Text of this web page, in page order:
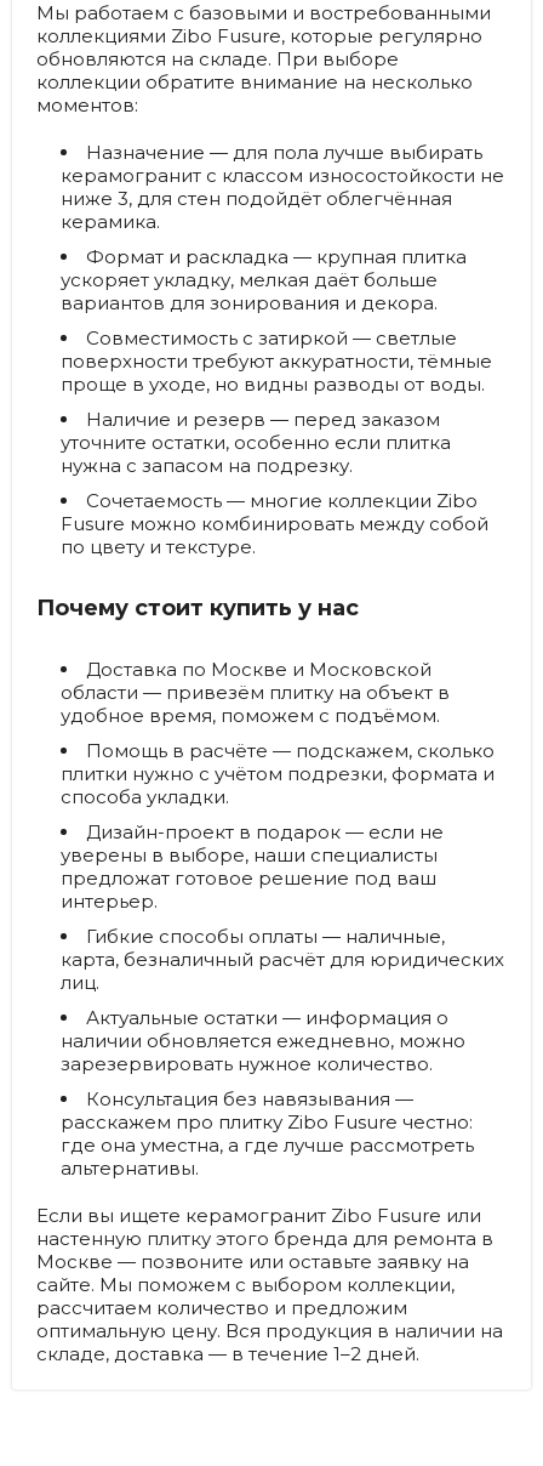
Мы работаем с базовыми и востребованными
коллекциями Zibo Fusure, которые регулярно
обновляются на складе. При выборе
коллекции обратите внимание на несколько
моментов:
Назначение — для пола лучше выбирать
керамогранит с классом износостойкости не
ниже 3, для стен подойдёт облегчённая
керамика.
Формат и раскладка — крупная плитка
ускоряет укладку, мелкая даёт больше
вариантов для зонирования и декора.
Совместимость с затиркой — светлые
поверхности требуют аккуратности, тёмные
проще в уходе, но видны разводы от воды.
Наличие и резерв — перед заказом
уточните остатки, особенно если плитка
нужна с запасом на подрезку.
Сочетаемость — многие коллекции Zibo
Fusure можно комбинировать между собой
по цвету и текстуре.
Почему стоит купить у нас
Доставка по Москве и Московской
области — привезём плитку на объект в
удобное время, поможем с подъёмом.
Помощь в расчёте — подскажем, сколько
плитки нужно с учётом подрезки, формата и
способа укладки.
Дизайн-проект в подарок — если не
уверены в выборе, наши специалисты
предложат готовое решение под ваш
интерьер.
Гибкие способы оплаты — наличные,
карта, безналичный расчёт для юридических
лиц.
Актуальные остатки — информация о
наличии обновляется ежедневно, можно
зарезервировать нужное количество.
Консультация без навязывания —
расскажем про плитку Zibo Fusure честно:
где она уместна, а где лучше рассмотреть
альтернативы.
Если вы ищете керамогранит Zibo Fusure или
настенную плитку этого бренда для ремонта в
Москве — позвоните или оставьте заявку на
сайте. Мы поможем с выбором коллекции,
рассчитаем количество и предложим
оптимальную цену. Вся продукция в наличии на
складе, доставка — в течение 1–2 дней.